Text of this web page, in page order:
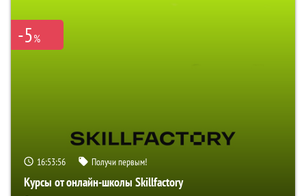
-5%
16:53:55 Получи первым!
Курсы от онлайн-школы Skillfactory